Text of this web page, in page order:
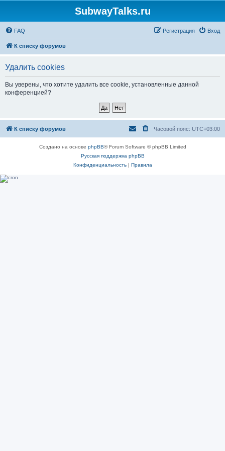
SubwayTalks.ru
FAQ Вход
Регистрация
К списку форумов
Удалить cookies
Вы уверены, что хотите удалить все cookie, установленные данной
конференцией?
К списку форумов Часовой пояс: UTC+03:00
Создано на основе phpBB® Forum Software © phpBB Limited
Русская поддержка phpBB
Конфиденциальность| Правила